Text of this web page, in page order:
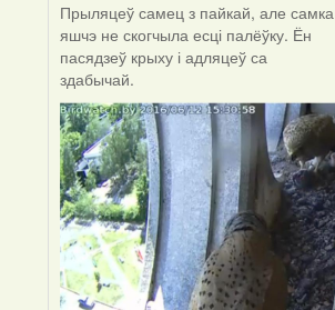
In
reply
to
by
Harrier
Прыляцеў самец з пайкай, але самка
яшчэ не скогчыла есці палёўку. Ён
пасядзеў крыху і адляцеў са
здабычай.